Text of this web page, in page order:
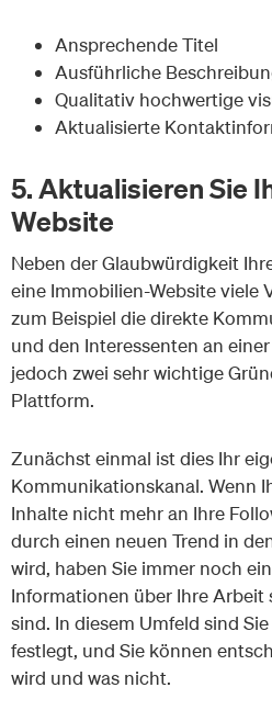
Ansprechende Titel
Ausführliche
Qualitativ hochwertige
Aktualisierte
5. Aktualisieren Sie
Website
Neben der Glaubwürdigkeit
eine Immobilien-Website viele
zum Beispiel die direkte
und den Interessenten an
jedoch zwei sehr wichtige
Plattform.
Zunächst einmal ist dies Ihr
Kommunikationskanal. Wenn
Inhalte nicht mehr an Ihre
durch einen neuen Trend in
wird, haben Sie immer noch
Informationen über Ihre Arbeit
sind. In diesem Umfeld sind
festlegt, und Sie können
wird und was nicht.